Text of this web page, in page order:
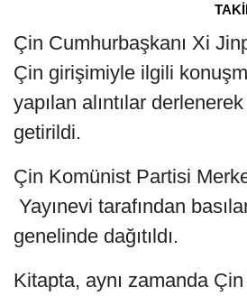
Çin Cumhurbaşkanı Xi
Çin girişimiyle ilgili
yapılan alıntılar
getirildi.
Çin Komünist Partisi
Yayınevi tarafından
genelinde dağıtıldı.
Kitapta, aynı zamanda